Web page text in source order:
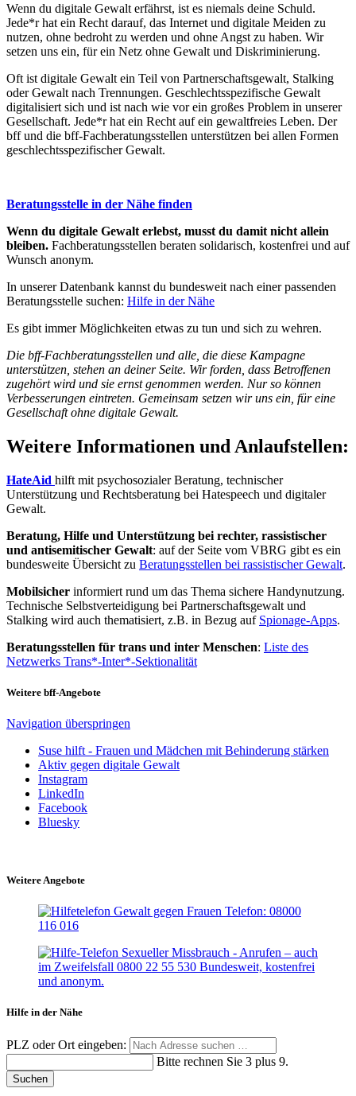
Wenn du digitale Gewalt erfährst, ist es niemals deine Schuld.
Jede*r hat ein Recht darauf, das Internet und digitale Meiden zu
nutzen, ohne bedroht zu werden und ohne Angst zu haben. Wir
setzen uns ein, für ein Netz ohne Gewalt und Diskriminierung.
Oft ist digitale Gewalt ein Teil von Partnerschaftsgewalt, Stalking
oder Gewalt nach Trennungen. Geschlechtsspezifische Gewalt
digitalisiert sich und ist nach wie vor ein großes Problem in unserer
Gesellschaft. Jede*r hat ein Recht auf ein gewaltfreies Leben. Der
bff und die bff-Fachberatungsstellen unterstützen bei allen Formen
geschlechtsspezifischer Gewalt.
Beratungsstelle in der Nähe finden
Wenn du digitale Gewalt erlebst, musst du damit nicht allein
bleiben. Fachberatungsstellen beraten solidarisch, kostenfrei und auf
Wunsch anonym.
In unserer Datenbank kannst du bundesweit nach einer passenden
Beratungsstelle suchen: Hilfe in der Nähe
Es gibt immer Möglichkeiten etwas zu tun und sich zu wehren.
Die bff-Fachberatungsstellen und alle, die diese Kampagne
unterstützen, stehen an deiner Seite. Wir forden, dass Betroffenen
zugehört wird und sie ernst genommen werden. Nur so können
Verbesserungen eintreten. Gemeinsam setzen wir uns ein, für eine
Gesellschaft ohne digitale Gewalt.
Weitere Informationen und Anlaufstellen:
HateAid hilft mit psychosozialer Beratung, technischer
Unterstützung und Rechtsberatung bei Hatespeech und digitaler
Gewalt.
Beratung, Hilfe und Unterstützung bei rechter, rassistischer
und antisemitischer Gewalt: auf der Seite vom VBRG gibt es ein
bundesweite Übersicht zu Beratungsstellen bei rassistischer Gewalt.
Mobilsicher informiert rund um das Thema sichere Handynutzung.
Technische Selbstverteidigung bei Partnerschaftsgewalt und
Stalking wird auch thematisiert, z.B. in Bezug auf Spionage-Apps.
Beratungsstellen für trans und inter Menschen: Liste des
Netzwerks Trans*-Inter*-Sektionalität
Weitere bff-Angebote
Navigation überspringen
Suse hilft - Frauen und Mädchen mit Behinderung stärken
Aktiv gegen digitale Gewalt
Instagram
LinkedIn
Facebook
Bluesky
Weitere Angebote
Hilfe in der Nähe
PLZ oder Ort eingeben:
Bitte rechnen Sie 3 plus 9.
Suchen